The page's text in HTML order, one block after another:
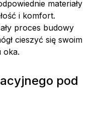
materiały
i komfort.
proces budowy
cieszyć się swoim
oka.
pod